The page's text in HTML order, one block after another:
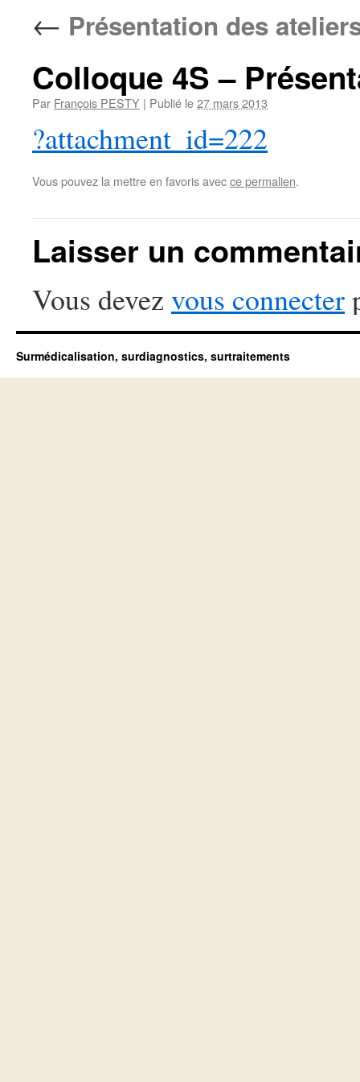
← Présentation des
Colloque 4S –
Par François PESTY | Publié le27 mars 2013
?attachment_id=222
Vous pouvez la mettre en favoris avecce permalien.
Laisser un
Vous devez vous connecter
Surmédicalisation, surdiagnostics, surtraitements